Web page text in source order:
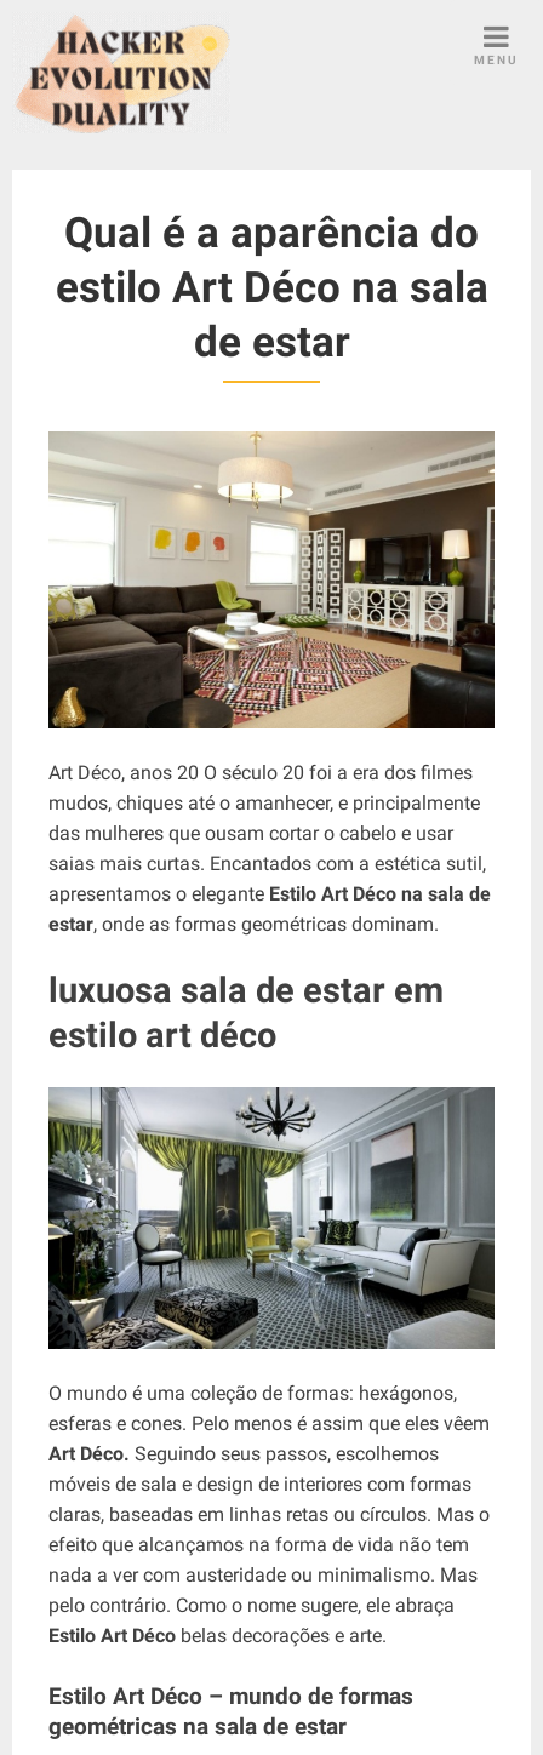
MENU
Qual é a aparência do
estilo Art Déco na sala
de estar
Art Déco, anos 20 O século 20 foi a era dos filmes
mudos, chiques até o amanhecer, e principalmente
das mulheres que ousam cortar o cabelo e usar
saias mais curtas. Encantados com a estética sutil,
apresentamos o elegante Estilo Art Déco na sala de
estar, onde as formas geométricas dominam.
luxuosa sala de estar em
estilo art déco
O mundo é uma coleção de formas: hexágonos,
esferas e cones. Pelo menos é assim que eles vêem
Art Déco. Seguindo seus passos, escolhemos
móveis de sala e design de interiores com formas
claras, baseadas em linhas retas ou círculos. Mas o
efeito que alcançamos na forma de vida não tem
nada a ver com austeridade ou minimalismo. Mas
pelo contrário. Como o nome sugere, ele abraça
Estilo Art Déco belas decorações e arte.
Estilo Art Déco – mundo de formas
geométricas na sala de estar